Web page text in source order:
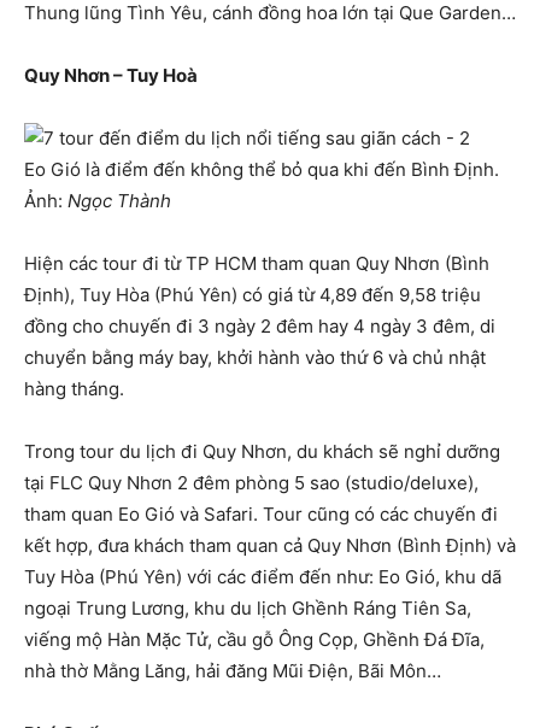
Thung lũng Tình Yêu, cánh đồng hoa lớn tại Que Garden…
Quy Nhơn – Tuy Hoà
Eo Gió là điểm đến không thể bỏ qua khi đến Bình Định.
Ảnh: Ngọc Thành
Hiện các tour đi từ TP HCM tham quan Quy Nhơn (Bình
Định), Tuy Hòa (Phú Yên) có giá từ 4,89 đến 9,58 triệu
đồng cho chuyến đi 3 ngày 2 đêm hay 4 ngày 3 đêm, di
chuyển bằng máy bay, khởi hành vào thứ 6 và chủ nhật
hàng tháng.
Trong tour du lịch đi Quy Nhơn, du khách sẽ nghỉ dưỡng
tại FLC Quy Nhơn 2 đêm phòng 5 sao (studio/deluxe),
tham quan Eo Gió và Safari. Tour cũng có các chuyến đi
kết hợp, đưa khách tham quan cả Quy Nhơn (Bình Định) và
Tuy Hòa (Phú Yên) với các điểm đến như: Eo Gió, khu dã
ngoại Trung Lương, khu du lịch Ghềnh Ráng Tiên Sa,
viếng mộ Hàn Mặc Tử, cầu gỗ Ông Cọp, Ghềnh Đá Đĩa,
nhà thờ Mằng Lăng, hải đăng Mũi Điện, Bãi Môn…